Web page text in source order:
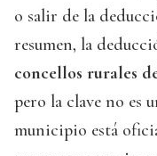
o salir de la
resumen, la
concellos rurales
pero la clave no es
municipio está